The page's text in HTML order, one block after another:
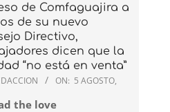
de Comfaguajira a
de su nuevo
Directivo,
dicen que la
“no está en venta”
ON: 5 AGOSTO,
the love